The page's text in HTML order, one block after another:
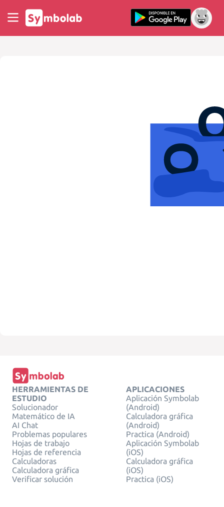
HERRAMIENTAS DE
ESTUDIO
Solucionador
Matemático de IA
AI Chat
Problemas populares
Hojas de trabajo
Hojas de referencia
Calculadoras
Calculadora gráfica
Verificar solución
APLICACIONES
Aplicación Symbolab
(Android)
Calculadora gráfica
(Android)
Practica (Android)
Aplicación Symbolab
(iOS)
Calculadora gráfica
(iOS)
Practica (iOS)